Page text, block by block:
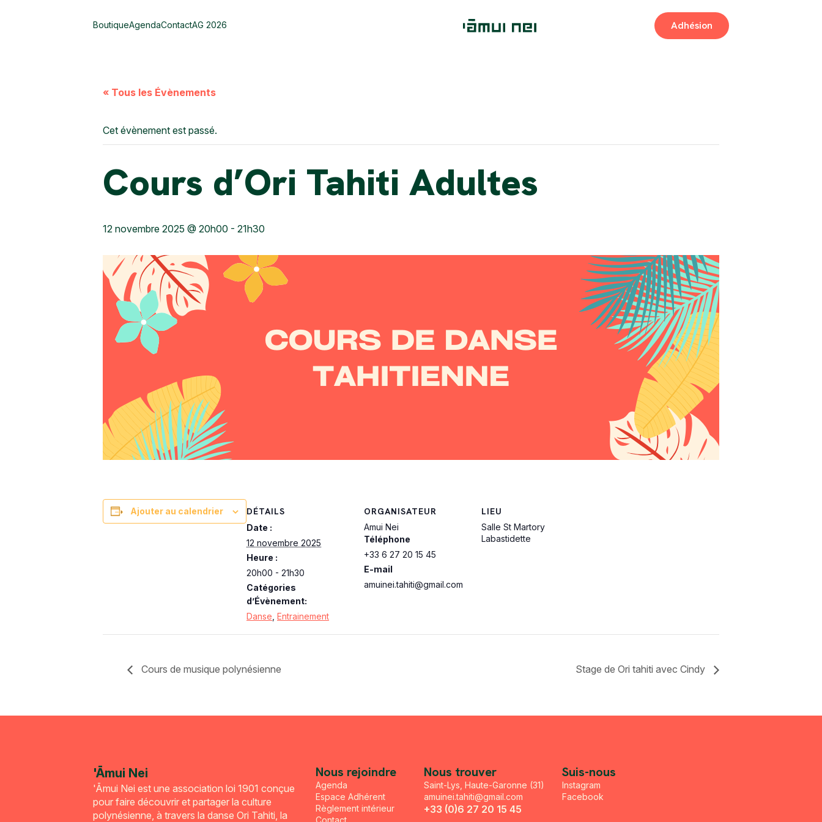
BoutiqueAgendaContactAG 2026 Adhésion
« Tous les Évènements
Cet évènement est passé.
Cours d’Ori Tahiti Adultes
12 novembre 2025 @ 20h00 - 21h30
Ajouter au calendrier DÉTAILS
Date :
12 novembre 2025
Heure :
20h00 - 21h30
Catégories
d’Évènement:
Danse Entrainement
ORGANISATEUR
Amui Nei
Téléphone
+33 6 27 20 15 45
E-mail
amuinei.tahiti@gmail.com
LIEU
Salle St Martory
Labastidette
Cours de musique polynésienne Stage de Ori tahiti avec Cindy
'Āmui Nei
'Āmui Nei est une association loi 1901 conçue
pour faire découvrir et partager la culture
polynésienne, à travers la danse Ori Tahiti, la
Nous rejoindre
Agenda
Espace Adhérent
Règlement intérieur
Contact
Nous trouver
Saint-Lys, Haute-Garonne (31)
amuinei.tahiti@gmail.com
+33 (0)6 27 20 15 45
Suis-nous
Instagram
Facebook